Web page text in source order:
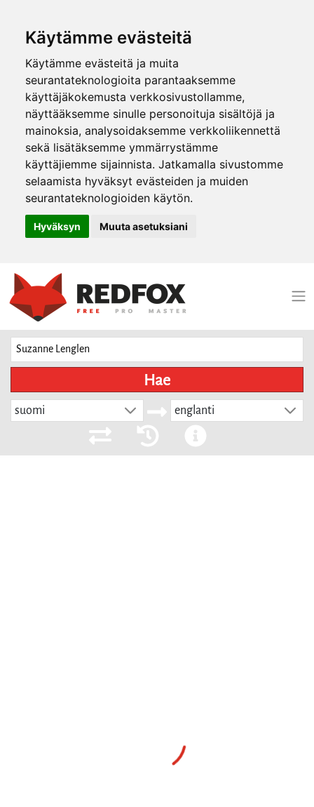
Käytämme evästeitä
Käytämme evästeitä ja muita
seurantateknologioita parantaaksemme
käyttäjäkokemusta verkkosivustollamme,
näyttääksemme sinulle personoituja sisältöjä ja
mainoksia, analysoidaksemme verkkoliikennettä
sekä lisätäksemme ymmärrystämme
käyttäjiemme sijainnista. Jatkamalla sivustomme
selaamista hyväksyt evästeiden ja muiden
seurantateknologioiden käytön.
Hyväksyn Muuta asetuksiani
Hae
suomi englanti